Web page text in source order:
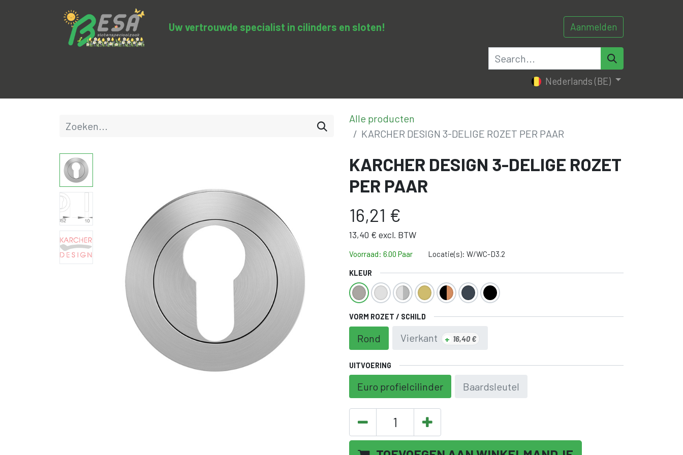
Uw vertrouwde specialist in cilinders en sloten​! Aanmelden
0
Nederlands (BE)
Alle producten
KARCHER DESIGN 3-DELIGE ROZET PER PAAR
KARCHER DESIGN 3-DELIGE ROZET
PER PAAR
16,21 €
13,40 € excl. BTW
Voorraad: 6.00 Paar Locatie(s): W/WC-D3.2
KLEUR
VORM ROZET / SCHILD
Rond Vierkant + 16,40€
UITVOERING
Euro profielcilinder Baardsleutel